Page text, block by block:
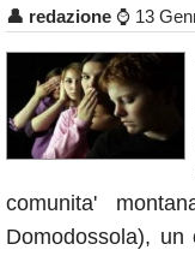
Rubriche
Calendario
Annunci
👤 redazione ⌚ 13
comunita'
Domodossola),